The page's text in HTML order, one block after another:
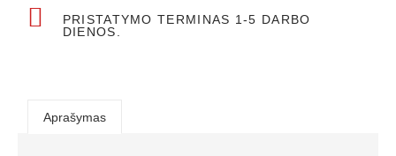
PRISTATYMO TERMINAS 1-5 DARBO
DIENOS.
Aprašymas